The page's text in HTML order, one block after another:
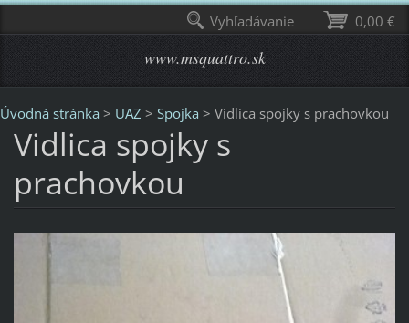
www.msquattro.sk
Úvodná stránka > UAZ > Spojka > Vidlica spojky s prachovkou
Vidlica spojky s
prachovkou
0,00 €
Vyhľadávanie